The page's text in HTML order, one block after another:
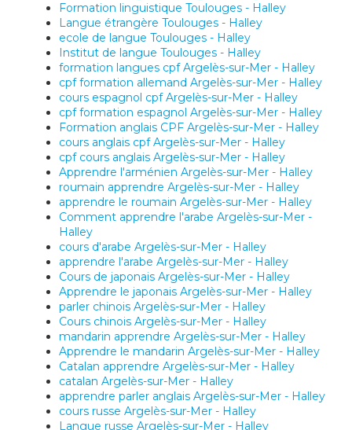
Formation linguistique Toulouges - Halley
Langue étrangère Toulouges - Halley
ecole de langue Toulouges - Halley
Institut de langue Toulouges - Halley
formation langues cpf Argelès-sur-Mer - Halley
cpf formation allemand Argelès-sur-Mer - Halley
cours espagnol cpf Argelès-sur-Mer - Halley
cpf formation espagnol Argelès-sur-Mer - Halley
Formation anglais CPF Argelès-sur-Mer - Halley
cours anglais cpf Argelès-sur-Mer - Halley
cpf cours anglais Argelès-sur-Mer - Halley
Apprendre l'arménien Argelès-sur-Mer - Halley
roumain apprendre Argelès-sur-Mer - Halley
apprendre le roumain Argelès-sur-Mer - Halley
Comment apprendre l'arabe Argelès-sur-Mer -
Halley
cours d'arabe Argelès-sur-Mer - Halley
apprendre l'arabe Argelès-sur-Mer - Halley
Cours de japonais Argelès-sur-Mer - Halley
Apprendre le japonais Argelès-sur-Mer - Halley
parler chinois Argelès-sur-Mer - Halley
Cours chinois Argelès-sur-Mer - Halley
mandarin apprendre Argelès-sur-Mer - Halley
Apprendre le mandarin Argelès-sur-Mer - Halley
Catalan apprendre Argelès-sur-Mer - Halley
catalan Argelès-sur-Mer - Halley
apprendre parler anglais Argelès-sur-Mer - Halley
cours russe Argelès-sur-Mer - Halley
Langue russe Argelès-sur-Mer - Halley